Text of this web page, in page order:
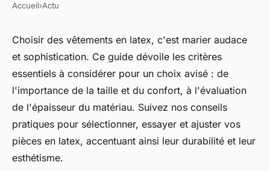
Vêtements en latex : guide
ultime pour choisir
dion•9 juin 2024• 2 min de lecture
Accueil›Actu
Choisir des vêtements en latex, c'est marier audace
et sophistication. Ce guide dévoile les critères
essentiels à considérer pour un choix avisé : de
l'importance de la taille et du confort, à l'évaluation
de l'épaisseur du matériau. Suivez nos conseils
pratiques pour sélectionner, essayer et ajuster vos
pièces en latex, accentuant ainsi leur durabilité et leur
esthétisme.